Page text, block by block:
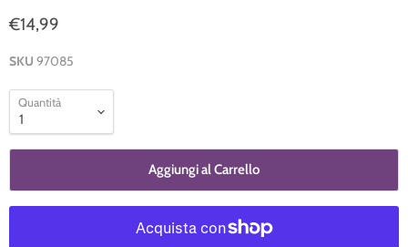
€14,99
SKU 97085
Quantità
Aggiungi al Carrello